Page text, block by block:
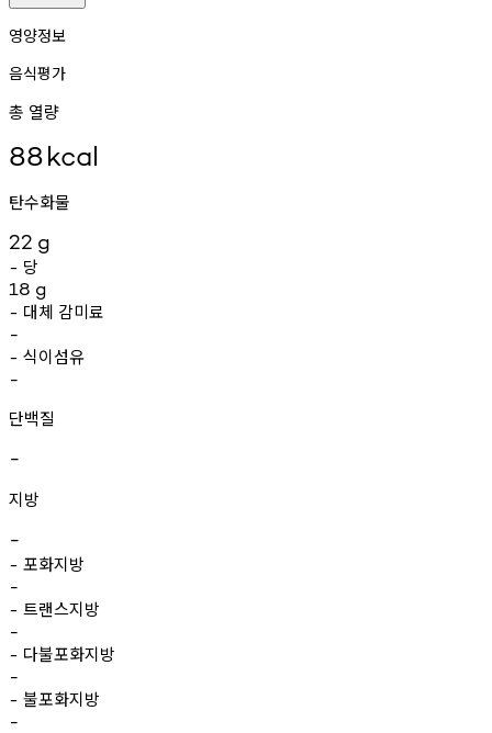
영양정보
음식평가
총 열량
88kcal
탄수화물
22 g
- 당
18 g
- 대체 감미료
-
- 식이섬유
-
단백질
-
지방
-
- 포화지방
-
- 트랜스지방
-
- 다불포화지방
-
- 불포화지방
-